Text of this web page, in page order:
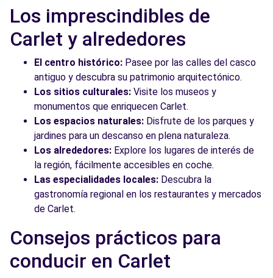
Los imprescindibles de
Carlet y alrededores
El centro histórico: Pasee por las calles del casco
antiguo y descubra su patrimonio arquitectónico.
Los sitios culturales: Visite los museos y
monumentos que enriquecen Carlet.
Los espacios naturales: Disfrute de los parques y
jardines para un descanso en plena naturaleza.
Los alrededores: Explore los lugares de interés de
la región, fácilmente accesibles en coche.
Las especialidades locales: Descubra la
gastronomía regional en los restaurantes y mercados
de Carlet.
Consejos prácticos para
conducir en Carlet